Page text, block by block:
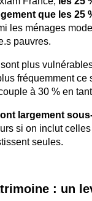
que les 25
les ménages
pauvres.
plus
fréquemment ce
à 30 % en
largement
si on inclut
seules.
: un